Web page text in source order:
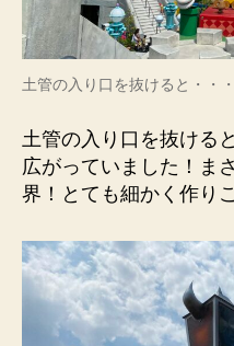
土管の入り口を抜けると・・・
土管の入り口を抜ける
広がっていました！ま
界！とても細かく作り